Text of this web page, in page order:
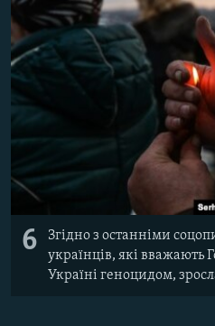
6
Згідно з останніми
українців, які вважають
Україні геноцидом,